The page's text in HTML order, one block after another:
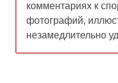
комментариях к
фотографий,
незамедлительно